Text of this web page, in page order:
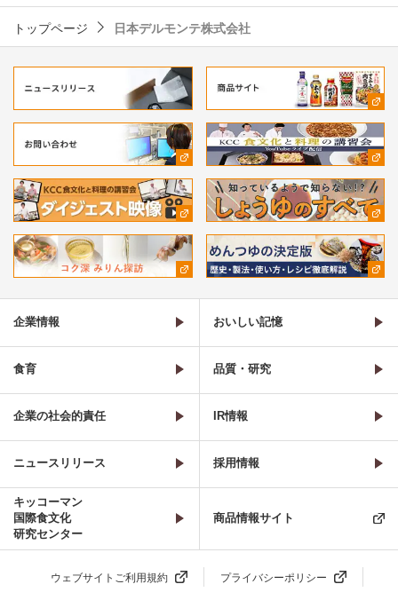
トップページ 日本デルモンテ株式会社
企業情報 おいしい記憶
食育 品質・研究
企業の社会的責任 IR情報
ニュースリリース 採用情報
キッコーマン
国際食文化
研究センター
商品情報サイト
ウェブサイトご利用規約 プライバシーポリシー